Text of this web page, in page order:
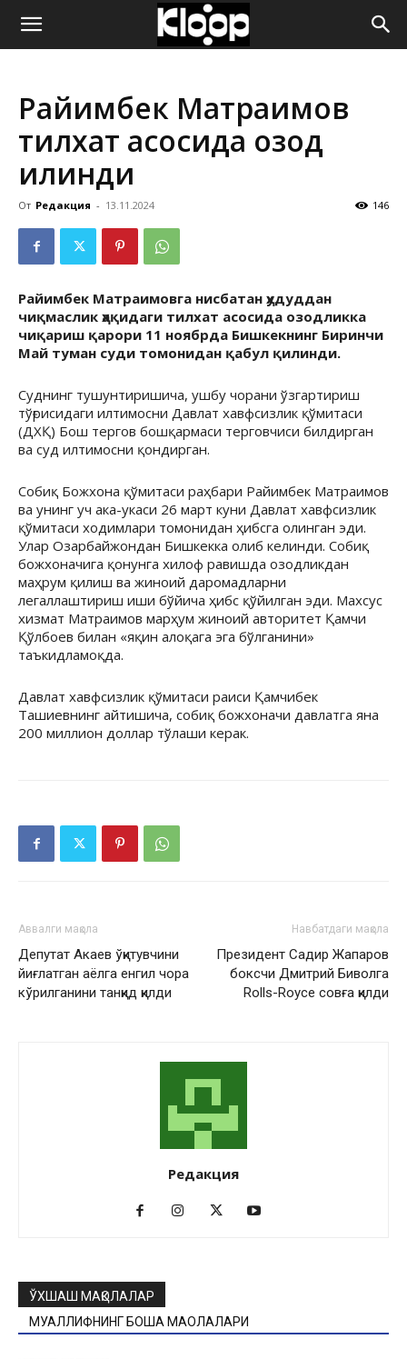
ҚИРҒИЗИСТОН
ЯНГИЛИКЛАРИ
Райимбек Матраимов
тилхат асосида озод
қилинди
От Редакция - 13.11.2024 146
Райимбек Матраимовга нисбатан ҳудуддан
чиқмаслик ҳақидаги тилхат асосида озодликка
чиқариш қарори 11 ноябрда Бишкекнинг Биринчи
Май туман суди томонидан қабул қилинди.
Суднинг тушунтиришича, ушбу чорани ўзгартириш
тўғрисидаги илтимосни Давлат хавфсизлик қўмитаси
(ДХҚ) Бош тергов бошқармаси терговчиси билдирган
ва суд илтимосни қондирган.
Собиқ Божхона қўмитаси раҳбари Райимбек Матраимов
ва унинг уч ака-укаси 26 март куни Давлат хавфсизлик
қўмитаси ходимлари томонидан ҳибсга олинган эди.
Улар Озарбайжондан Бишкекка олиб келинди. Собиқ
божхоначига қонунга хилоф равишда озодликдан
маҳрум қилиш ва жиноий даромадларни
легаллаштириш иши бўйича ҳибс қўйилган эди. Махсус
хизмат Матраимов марҳум жиноий авторитет Қамчи
Қўлбоев билан «яқин алоқага эга бўлганини»
таъкидламоқда.
Давлат хавфсизлик қўмитаси раиси Қамчибек
Ташиевнинг айтишича, собиқ божхоначи давлатга яна
200 миллион доллар тўлаши керак.
Аввалги мақола
Депутат Акаев ўқитувчини
йиғлатган аёлга енгил чора
кўрилганини танқид қилди
Навбатдаги мақола
Президент Садир Жапаров
боксчи Дмитрий Биволга
Rolls-Royce совға қилди
Редакция
ЎХШАШ МАҚОЛАЛАР
МУАЛЛИФНИНГ БОШҚА МАҚОЛАЛАРИ